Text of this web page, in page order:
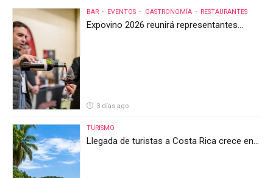
BAR EVENTOS GASTRONOMÍA RESTAURANTES
Expovino 2026 reunirá representantes
3 días ago
TURISMO
Llegada de turistas a Costa Rica crece en